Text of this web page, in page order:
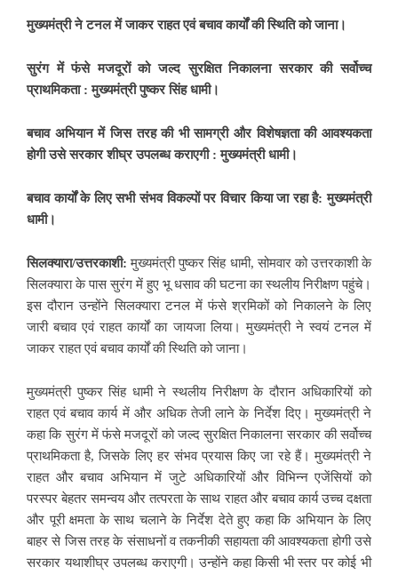
मुख्यमंत्री ने टनल में जाकर राहत एवं बचाव कार्यों की स्थिति को जाना।
सुरंग में फंसे मजदूरों को जल्द सुरक्षित निकालना सरकार की सर्वोच्च
प्राथमिकता : मुख्यमंत्री पुष्कर सिंह धामी।
बचाव अभियान में जिस तरह की भी सामग्री और विशेषज्ञता की आवश्यकता
होगी उसे सरकार शीघ्र उपलब्ध कराएगी : मुख्यमंत्री धामी।
बचाव कार्यों के लिए सभी संभव विकल्पों पर विचार किया जा रहा है: मुख्यमंत्री
धामी।
सिलक्यारा/उत्तरकाशी:मुख्यमंत्री पुष्कर सिंह धामी, सोमवार को उत्तरकाशी के
सिलक्यारा के पास सुरंग में हुए भू धसाव की घटना का स्थलीय निरीक्षण पहुंचे।
इस दौरान उन्होंने सिलक्यारा टनल में फंसे श्रमिकों को निकालने के लिए
जारी बचाव एवं राहत कार्यों का जायजा लिया। मुख्यमंत्री ने स्वयं टनल में
जाकर राहत एवं बचाव कार्यों की स्थिति को जाना।
मुख्यमंत्री पुष्कर सिंह धामी ने स्थलीय निरीक्षण के दौरान अधिकारियों को
राहत एवं बचाव कार्य में और अधिक तेजी लाने के निर्देश दिए। मुख्यमंत्री ने
कहा कि सुरंग में फंसे मजदूरों को जल्द सुरक्षित निकालना सरकार की सर्वोच्च
प्राथमिकता है, जिसके लिए हर संभव प्रयास किए जा रहे हैं। मुख्यमंत्री ने
राहत और बचाव अभियान में जुटे अधिकारियों और विभिन्न एजेंसियों को
परस्पर बेहतर समन्वय और तत्परता के साथ राहत और बचाव कार्य उच्च दक्षता
और पूरी क्षमता के साथ चलाने के निर्देश देते हुए कहा कि अभियान के लिए
बाहर से जिस तरह के संसाधनों व तकनीकी सहायता की आवश्यकता होगी उसे
सरकार यथाशीघ्र उपलब्ध कराएगी। उन्होंने कहा किसी भी स्तर पर कोई भी